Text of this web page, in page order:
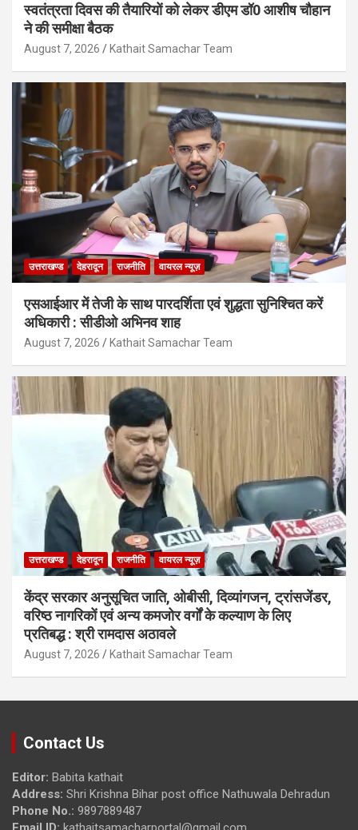
स्वतंत्रता दिवस की तैयारियों को लेकर डीएम डॉ0 आशीष चौहान
ने की समीक्षा बैठक
August 7, 2026 Kathait Samachar Team
उत्तराखण्ड देहरादून राजनीति वायरल न्यूज़
एसआईआर में तेजी के साथ पारदर्शिता एवं शुद्धता सुनिश्चित करें
अधिकारी : सीडीओ अभिनव शाह
August 7, 2026 Kathait Samachar Team
उत्तराखण्ड देहरादून राजनीति वायरल न्यूज़
केंद्र सरकार अनुसूचित जाति, ओबीसी, दिव्यांगजन, ट्रांसजेंडर,
वरिष्ठ नागरिकों एवं अन्य कमजोर वर्गों के कल्याण के लिए
प्रतिबद्ध : श्री रामदास अठावले
August 7, 2026 Kathait Samachar Team
Contact Us
Editor: Babita kathait
Address: Shri Krishna Bihar post office Nathuwala Dehradun
Phone No.: 9897889487